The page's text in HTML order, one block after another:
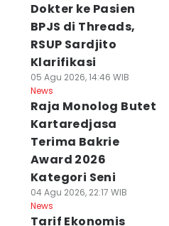
Dokter ke Pasien
BPJS di Threads,
RSUP Sardjito
Klarifikasi
05 Agu 2026, 14:46 WIB
News
Raja Monolog Butet
Kartaredjasa
Terima Bakrie
Award 2026
Kategori Seni
04 Agu 2026, 22:17 WIB
News
Tarif Ekonomis